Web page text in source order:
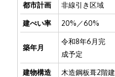
都市計画 非線引き区域
建ぺい率 20%／60%
築年月
令和8年6月完
成予定
建物構造 木造鋼板葺2階建